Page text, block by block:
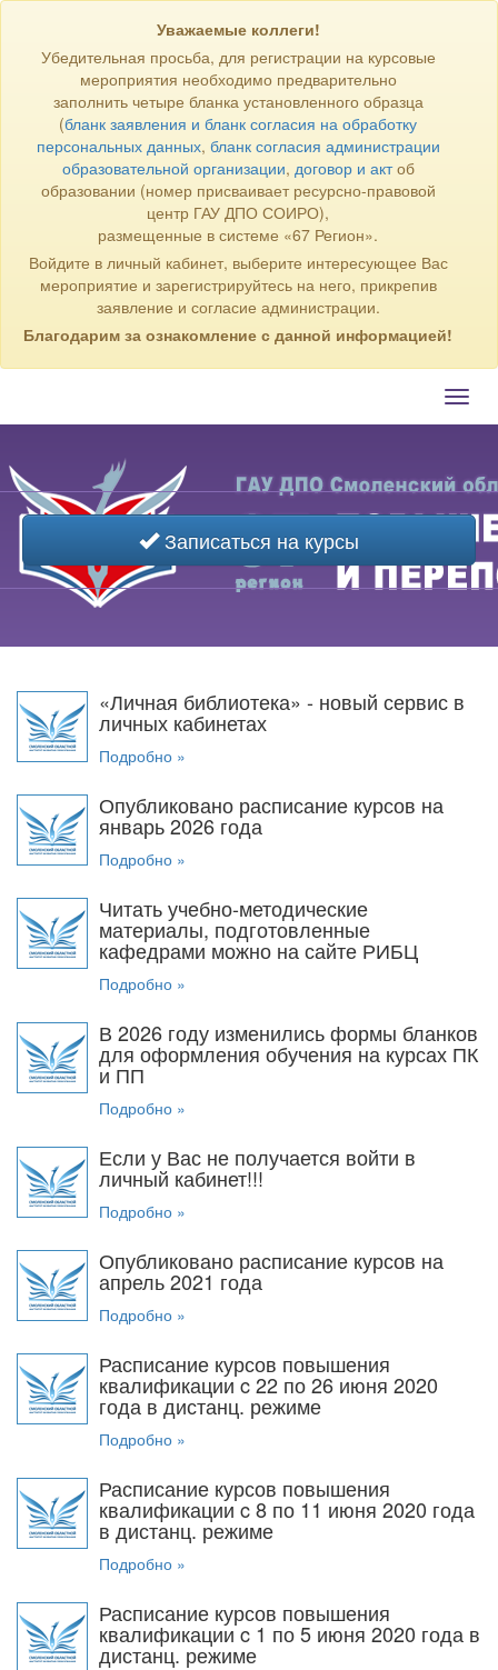
Уважаемые коллеги!
Убедительная просьба, для регистрации на курсовые
мероприятия необходимо предварительно
заполнить четыре бланка установленного образца
(бланк заявления и бланк согласия на обработку
персональных данных, бланк согласия администрации
образовательной организации, договор и актоб
образовании (номер присваивает ресурсно-правовой
центр ГАУ ДПО СОИРО),
размещенные в системе «67 Регион».
Войдите в личный кабинет, выберите интересующее Вас
мероприятие и зарегистрируйтесь на него, прикрепив
заявление и согласие администрации.
Благодарим за ознакомление с данной информацией!
Записаться на курсы
«Личная библиотека» - новый сервис в
личных кабинетах
Подробно »
Опубликовано расписание курсов на
январь 2026 года
Подробно »
Читать учебно-методические
материалы, подготовленные
кафедрами можно на сайте РИБЦ
Подробно »
В 2026 году изменились формы бланков
для оформления обучения на курсах ПК
и ПП
Подробно »
Если у Вас не получается войти в
личный кабинет!!!
Подробно »
Опубликовано расписание курсов на
апрель 2021 года
Подробно »
Расписание курсов повышения
квалификации c 22 по 26 июня 2020
года в дистанц. режиме
Подробно »
Расписание курсов повышения
квалификации c 8 по 11 июня 2020 года
в дистанц. режиме
Подробно »
Расписание курсов повышения
квалификации c 1 по 5 июня 2020 года в
дистанц. режиме